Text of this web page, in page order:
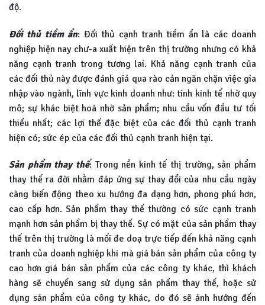
độ.
Đối thủ tiềm ẩn: Đối thủ cạnh tranh tiềm ẩn là các doanh
nghiệp hiện nay chư-a xuất hiện trên thị trường nhưng có khả
năng cạnh tranh trong tương lai. Khả năng cạnh tranh của
các đối thủ này được đánh giá qua rào cản ngăn chặn việc gia
nhập vào ngành, lĩnh vực kinh doanh như: tính kinh tế nhờ quy
mô; sự khác biệt hoá nhờ sản phẩm; nhu cầu vốn đầu tư tối
thiểu nhất; các lợi thế đặc biệt của các đối thủ cạnh tranh
hiện có; sức ép của các đối thủ cạnh tranh hiện tại.
Sản phẩm thay thế: Trong nền kinh tế thị trường, sản phẩm
thay thế ra đời nhằm đáp ứng sự thay đổi của nhu cầu ngày
càng biến động theo xu hướng đa dạng hơn, phong phú hơn,
cao cấp hơn. Sản phẩm thay thế thường có sức cạnh tranh
mạnh hơn sản phẩm bị thay thế. Sự có mặt của sản phẩm thay
thế trên thị trường là mối đe doạ trực tiếp đến khả năng cạnh
tranh của doanh nghiệp khi mà giá bán sản phẩm của công ty
cao hơn giá bán sản phẩm của các công ty khác, thì khách
hàng sẽ chuyển sang sử dụng sản phẩm thay thế, hoặc sử
dụng sản phẩm của công ty khác, do đó sẽ ảnh hưởng đến